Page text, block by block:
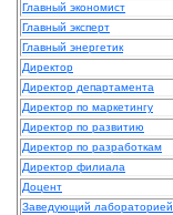
Главный экономист
Главный эксперт
Главный энергетик
Директор
Директор департамента
Директор по маркетингу
Директор по развитию
Директор по разработкам
Директор филиала
Доцент
Заведующий лабораторией